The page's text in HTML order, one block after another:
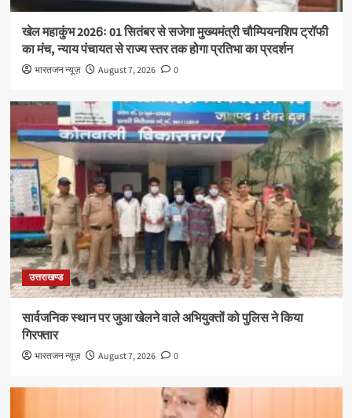
खेल महाकुंभ 2026ः 01 सितंबर से सजेगा मुख्यमंत्री चौम्पियनशिप ट्रॉफी
का मंच, न्याय पंचायत से राज्य स्तर तक होगा प्रतिभा का प्रदर्शन
भारतजन न्यूज़ August 7, 2026 0
उत्तराखण्ड
सार्वजनिक स्थान पर जुआ खेलने वाले अभियुक्तों को पुलिस ने किया
गिरफ्तार
भारतजन न्यूज़ August 7, 2026 0